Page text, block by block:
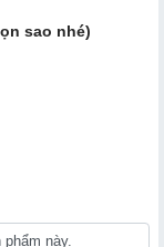
sao nhé)